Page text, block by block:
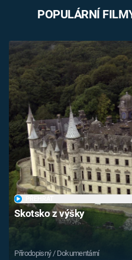
POPULÁRNÍ
Skotsko z výšky
Přírodopisný / Dokumentární